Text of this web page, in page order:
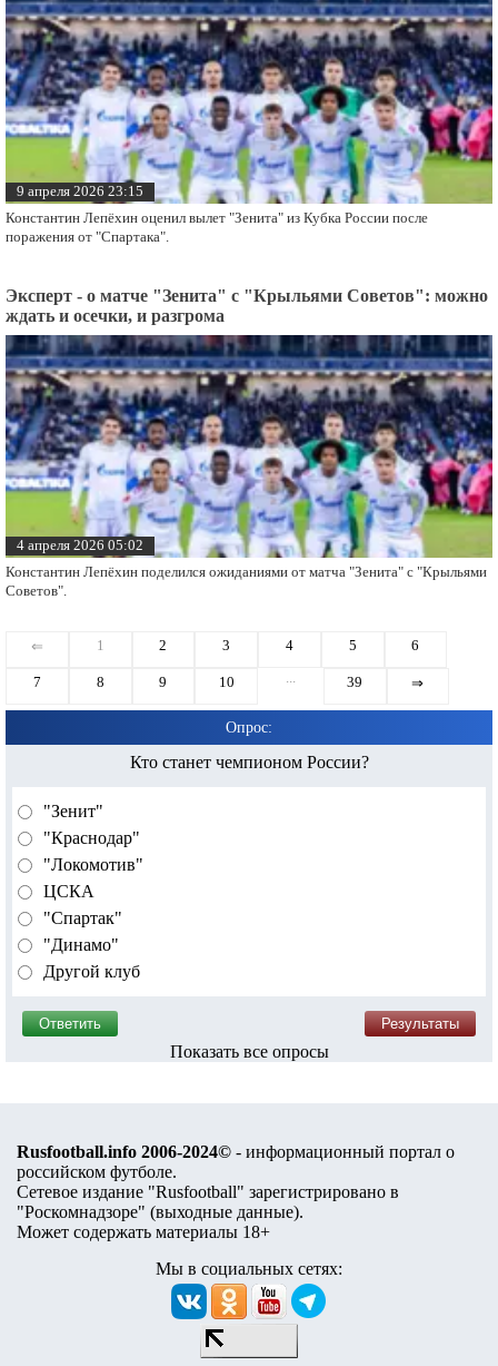
9 апреля 2026 23:15
Константин Лепёхин оценил вылет "Зенита" из Кубка России после
поражения от "Спартака".
Эксперт - о матче "Зенита" с "Крыльями Советов": можно
ждать и осечки, и разгрома
4 апреля 2026 05:02
Константин Лепёхин поделился ожиданиями от матча "Зенита" с "Крыльями
Советов".
⇐ 1 2 3 4 5 6
7 8 9 10 ... 39 ⇒
Опрос:
Кто станет чемпионом России?
"Зенит"
"Краснодар"
"Локомотив"
ЦСКА
"Спартак"
"Динамо"
Другой клуб
Показать все опросы
Rusfootball.info 2006-2024© - информационный портал о
российском футболе.
Сетевое издание "Rusfootball" зарегистрировано в
"Роскомнадзоре" (выходные данные).
Может содержать материалы 18+
Мы в социальных сетях: